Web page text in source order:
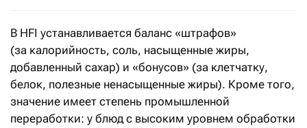
В HFI устанавливается баланс «штрафов»
(за калорийность, соль, насыщенные жиры,
добавленный сахар) и «бонусов» (за клетчатку,
белок, полезные ненасыщенные жиры). Кроме того,
значение имеет степень промышленной
переработки: у блюд с высоким уровнем обработки